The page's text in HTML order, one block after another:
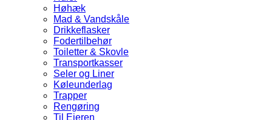
Høhæk
Mad & Vandskåle
Drikkeflasker
Fodertilbehør
Toiletter & Skovle
Transportkasser
Seler og Liner
Køleunderlag
Trapper
Rengøring
Til Ejeren